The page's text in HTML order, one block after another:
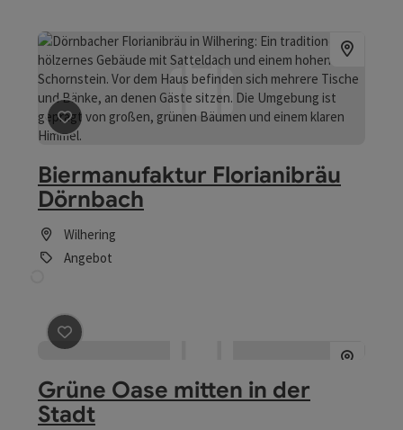
Beitrag merken
Biermanufaktur Florianibräu
Dörnbach
Wilhering
Angebot
Beitrag merken : Grüne Oase mitten in der Stadt
Grüne Oase mitten in der
Stadt